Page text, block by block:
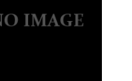
の顔面ライトアップシ...
んて…！」海外のアニ...